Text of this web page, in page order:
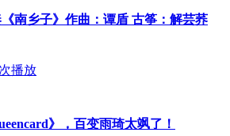
南乡子》作曲：谭盾 古筝：解芸荞
播放
》，百变雨琦太飒了！